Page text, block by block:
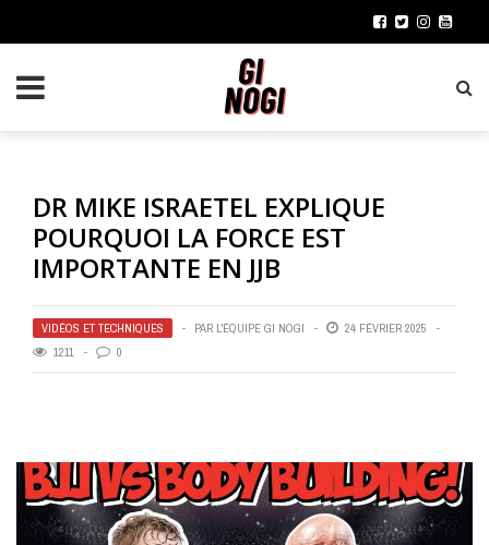
DR MIKE ISRAETEL EXPLIQUE
POURQUOI LA FORCE EST
IMPORTANTE EN JJB
VIDÉOS ET TECHNIQUES PAR L'ÉQUIPE GI NOGI
24 FÉVRIER 2025
1211
0